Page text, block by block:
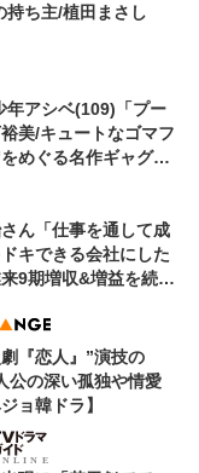
持ち主/植田まさし
年アシベ(109)「プー
美/キュートなゴマフ
めぐる名作ギャグ4
ん「仕事を通して成
キできる会社にした
9期増収&増益を続け
『恋人』”演技の
公の深い孤独や情愛
ョ韓ドラ】